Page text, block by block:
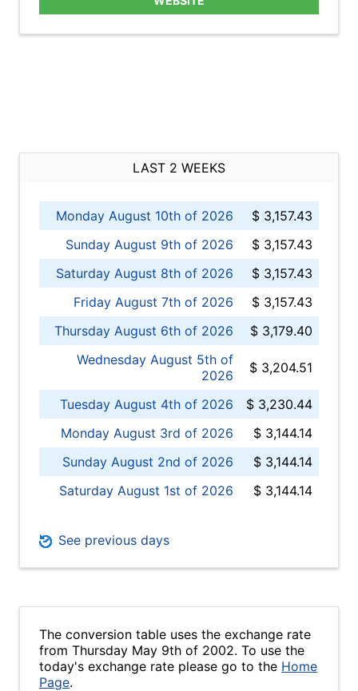
LAST 2 WEEKS
Monday August 10th of 2026
$ 3,157.43
Sunday August 9th of 2026
$ 3,157.43
Saturday August 8th of 2026
$ 3,157.43
Friday August 7th of 2026
$ 3,157.43
Thursday August 6th of 2026
$ 3,179.40
Wednesday August 5th of
2026
$ 3,204.51
Tuesday August 4th of 2026
$ 3,230.44
Monday August 3rd of 2026
$ 3,144.14
Sunday August 2nd of 2026
$ 3,144.14
Saturday August 1st of 2026
$ 3,144.14
See previous days
The conversion table uses the exchange rate
from Thursday May 9th of 2002. To use the
today's exchange rate please go to the Home
Page.